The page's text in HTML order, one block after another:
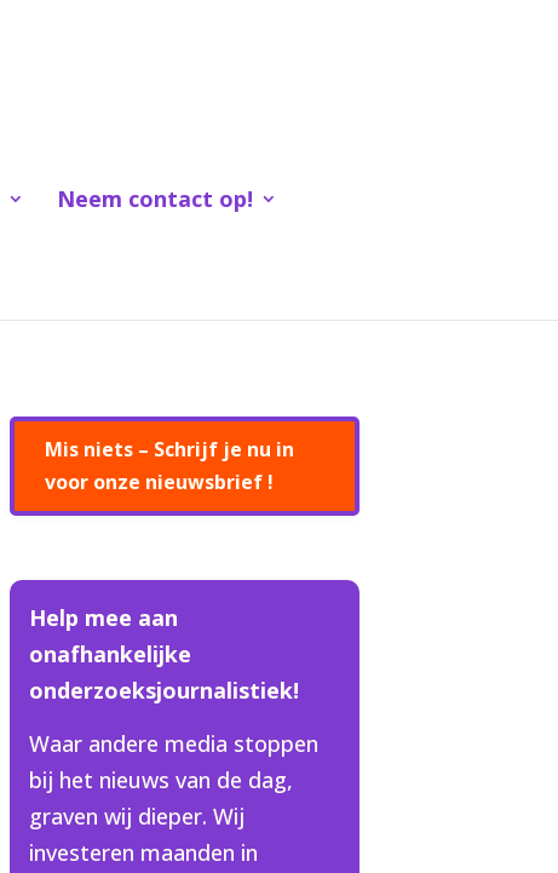
Neem contact op!
Mis niets – Schrijf je nu in
voor onze nieuwsbrief !
Help mee aan
onafhankelijke
onderzoeksjournalistiek!
Waar andere media stoppen
bij het nieuws van de dag,
graven wij dieper. Wij
investeren maanden in